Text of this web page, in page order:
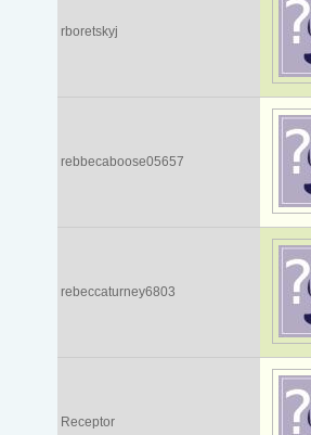
rboretskyj
rebbecaboose05657
rebeccaturney6803
Receptor